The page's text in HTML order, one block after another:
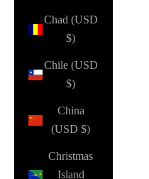
Chad (USD
$)
Chile (USD
$)
China
(USD $)
Christmas
Island